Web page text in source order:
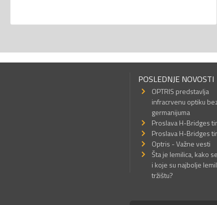
POSLEDNJE NOVOSTI
OPTRIS predstavlja
infracrvenu optiku
germanijuma
Proslava H-Bridges
Proslava H-Bridges
Optris - Važne vesti
Šta je lemilica, kako
i koje su najbolje
tržištu?